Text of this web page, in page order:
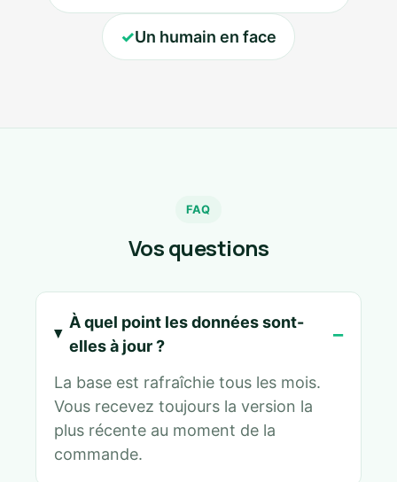
✓Un humain en face
FAQ
Vos questions
À quel point les données sont-
elles à jour ?
La base est rafraîchie tous les mois.
Vous recevez toujours la version la
plus récente au moment de la
commande.